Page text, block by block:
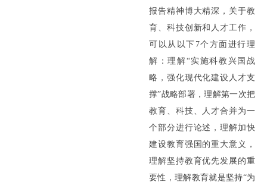
报告精神博大精深，关于教
育、科技创新和人才工作，
可以从以下7个方面进行理
解：理解“实施科教兴国战
略，强化现代化建设人才支
撑”战略部署，理解第一次把
教育、科技、人才合并为一
个部分进行论述，理解加快
建设教育强国的重大意义，
理解坚持教育优先发展的重
要性，理解教育就是坚持“为